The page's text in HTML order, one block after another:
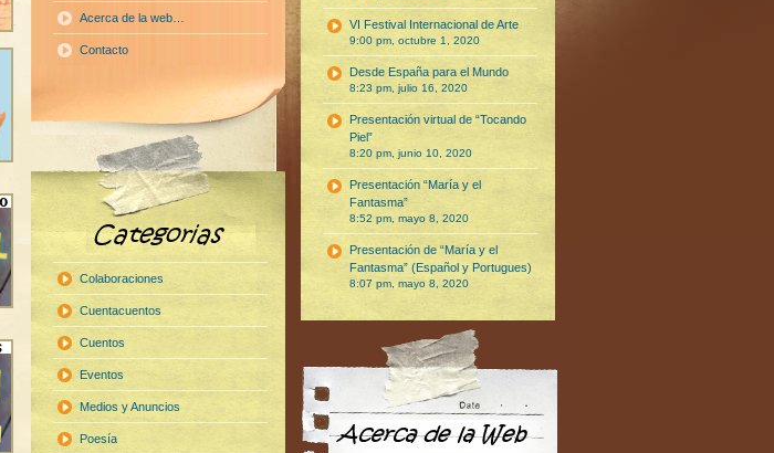
Acerca de la web…
Contacto
Colaboraciones
Cuentacuentos
Cuentos
Eventos
Medios y Anuncios
Poesía
VI Festival Internacional de Arte
9:00 pm, octubre 1, 2020
Desde España para el Mundo
8:23 pm, julio 16, 2020
Presentación virtual de “Tocando
Piel”
8:20 pm, junio 10, 2020
Presentación “María y el
Fantasma”
8:52 pm, mayo 8, 2020
Presentación de “María y el
Fantasma” (Español y Portugues)
8:07 pm, mayo 8, 2020